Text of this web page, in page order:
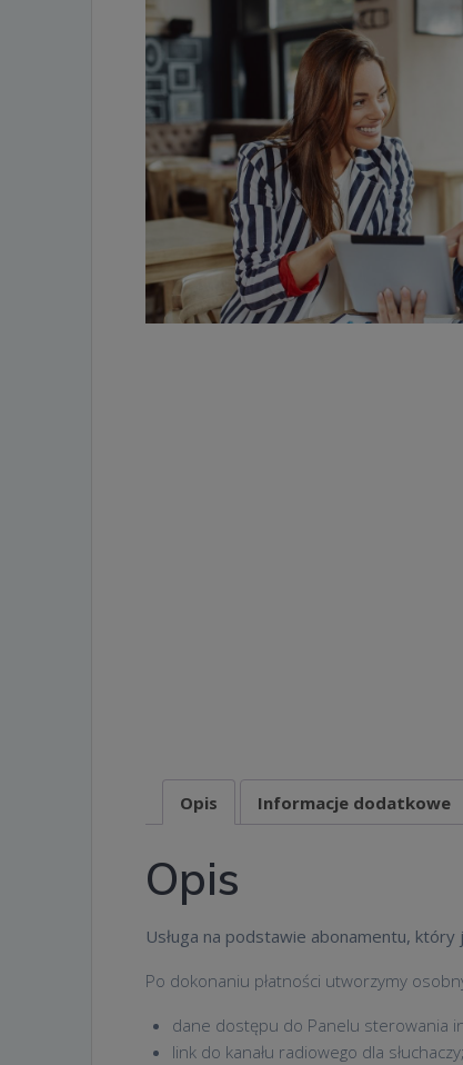
Opis Informacje dodatkowe
Opis
Usługa na podstawie abonamentu,
Po dokonaniu płatności utworzymy
dane dostępu do Panelu sterowania
link do kanału radiowego dla słuchaczy;